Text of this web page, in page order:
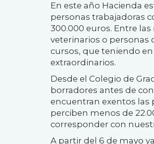
En este año Hacienda
personas trabajadoras
300.000 euros. Entre
veterinarios o personas
cursos, que teniendo
extraordinarios.
Desde el Colegio de
borradores antes de
encuentran exentos las
perciben menos de
corresponder con
A partir del 6 de mayo